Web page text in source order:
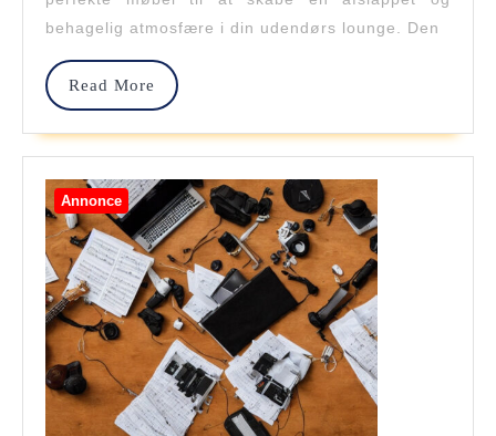
Udendørs
En
Moderne
Hængesofa
behagelig atmosfære i din udendørs lounge. Den
Read More
Read
Annonce